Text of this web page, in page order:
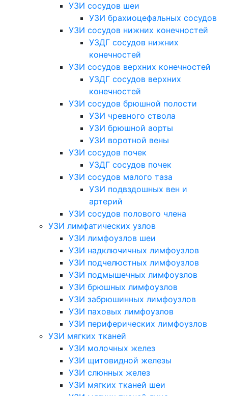
УЗИ сосудов шеи
УЗИ брахиоцефальных сосудов
УЗИ сосудов нижних конечностей
УЗДГ сосудов нижних
конечностей
УЗИ сосудов верхних конечностей
УЗДГ сосудов верхних
конечностей
УЗИ сосудов брюшной полости
УЗИ чревного ствола
УЗИ брюшной аорты
УЗИ воротной вены
УЗИ сосудов почек
УЗДГ сосудов почек
УЗИ сосудов малого таза
УЗИ подвздошных вен и
артерий
УЗИ сосудов полового члена
УЗИ лимфатических узлов
УЗИ лимфоузлов шеи
УЗИ надключичных лимфоузлов
УЗИ подчелюстных лимфоузлов
УЗИ подмышечных лимфоузлов
УЗИ брюшных лимфоузлов
УЗИ забрюшинных лимфоузлов
УЗИ паховых лимфоузлов
УЗИ периферических лимфоузлов
УЗИ мягких тканей
УЗИ молочных желез
УЗИ щитовидной железы
УЗИ слюнных желез
УЗИ мягких тканей шеи